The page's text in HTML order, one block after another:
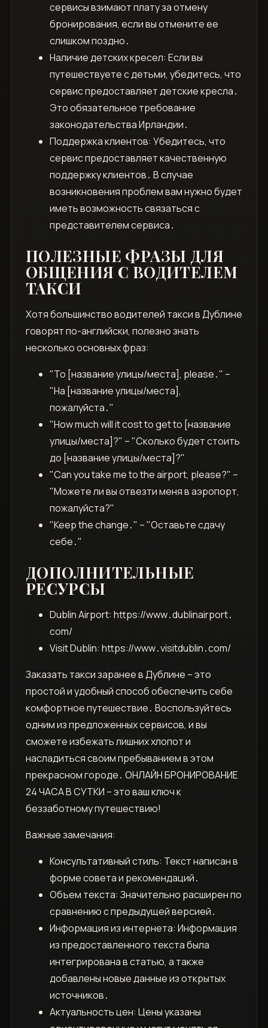
сервисы взимают плату за отмену
бронирования, если вы отмените ее
слишком поздно․
Наличие детских кресел: Если вы
путешествуете с детьми, убедитесь, что
сервис предоставляет детские кресла․
Это обязательное требование
законодательства Ирландии․
Поддержка клиентов: Убедитесь, что
сервис предоставляет качественную
поддержку клиентов․ В случае
возникновения проблем вам нужно будет
иметь возможность связаться с
представителем сервиса․
ПОЛЕЗНЫЕ ФРАЗЫ ДЛЯ
ОБЩЕНИЯ С ВОДИТЕЛЕМ
ТАКСИ
Хотя большинство водителей такси в Дублине
говорят по-английски, полезно знать
несколько основных фраз:
"To [название улицы/места], please․" –
"На [название улицы/места],
пожалуйста․"
"How much will it cost to get to [название
улицы/места]?" – "Сколько будет стоить
до [название улицы/места]?"
"Can you take me to the airport, please?" –
"Можете ли вы отвезти меня в аэропорт,
пожалуйста?"
"Keep the change․" – "Оставьте сдачу
себе․"
ДОПОЛНИТЕЛЬНЫЕ
РЕСУРСЫ
Dublin Airport: https://www․dublinairport․
com/
Visit Dublin: https://www․visitdublin․com/
Заказать такси заранее в Дублине – это
простой и удобный способ обеспечить себе
комфортное путешествие․ Воспользуйтесь
одним из предложенных сервисов, и вы
сможете избежать лишних хлопот и
насладиться своим пребыванием в этом
прекрасном городе․ ОНЛАЙН БРОНИРОВАНИЕ
24 ЧАСА В СУТКИ – это ваш ключ к
беззаботному путешествию!
Важные замечания:
Консультативный стиль: Текст написан в
форме совета и рекомендаций․
Объем текста: Значительно расширен по
сравнению с предыдущей версией․
Информация из интернета: Информация
из предоставленного текста была
интегрирована в статью, а также
добавлены новые данные из открытых
источников․
Актуальность цен: Цены указаны